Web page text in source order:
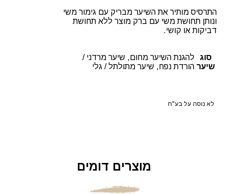
התרסיס מותיר את השיער מבריק עם גימור משי
ונותן תחושת משי עם ברק מוצר ללא תחושת
דביקות או קושי.
סוג
שיער
להגנת השיער מחום, שיער מרדני /
הורדת נפח, שיער מתולתל / גלי
לא נוסה על בע"ח
מוצרים דומים